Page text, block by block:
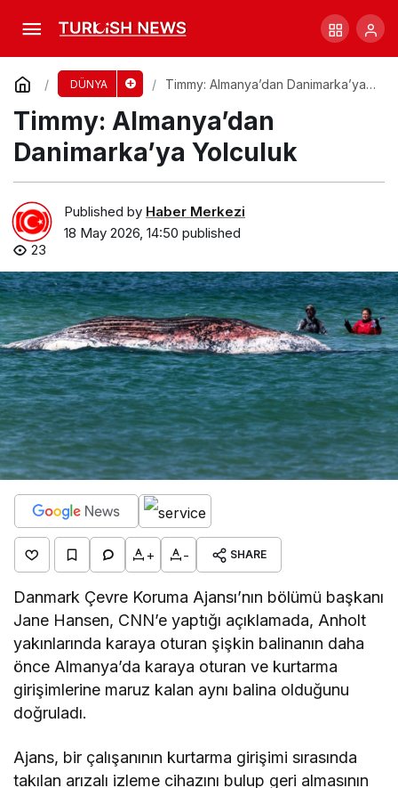
DÜNYA
Timmy: Almanya’dan Danimarka’ya
Timmy: Almanya’dan
Danimarka’ya Yolculuk
Published by Haber Merkezi
18 May 2026, 14:50 published
23
+ - SHARE
Danmark Çevre Koruma Ajansı’nın bölümü başkanı
Jane Hansen, CNN’e yaptığı açıklamada, Anholt
yakınlarında karaya oturan şişkin balinanın daha
önce Almanya’da karaya oturan ve kurtarma
girişimlerine maruz kalan aynı balina olduğunu
doğruladı.
Ajans, bir çalışanının kurtarma girişimi sırasında
takılan arızalı izleme cihazını bulup geri almasının
Gaza’da Açlık Tehlikesi: Yardım Çığlığı!
Comment Share